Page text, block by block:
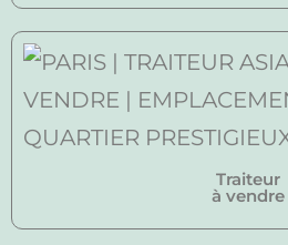
Traiteur
à vendre